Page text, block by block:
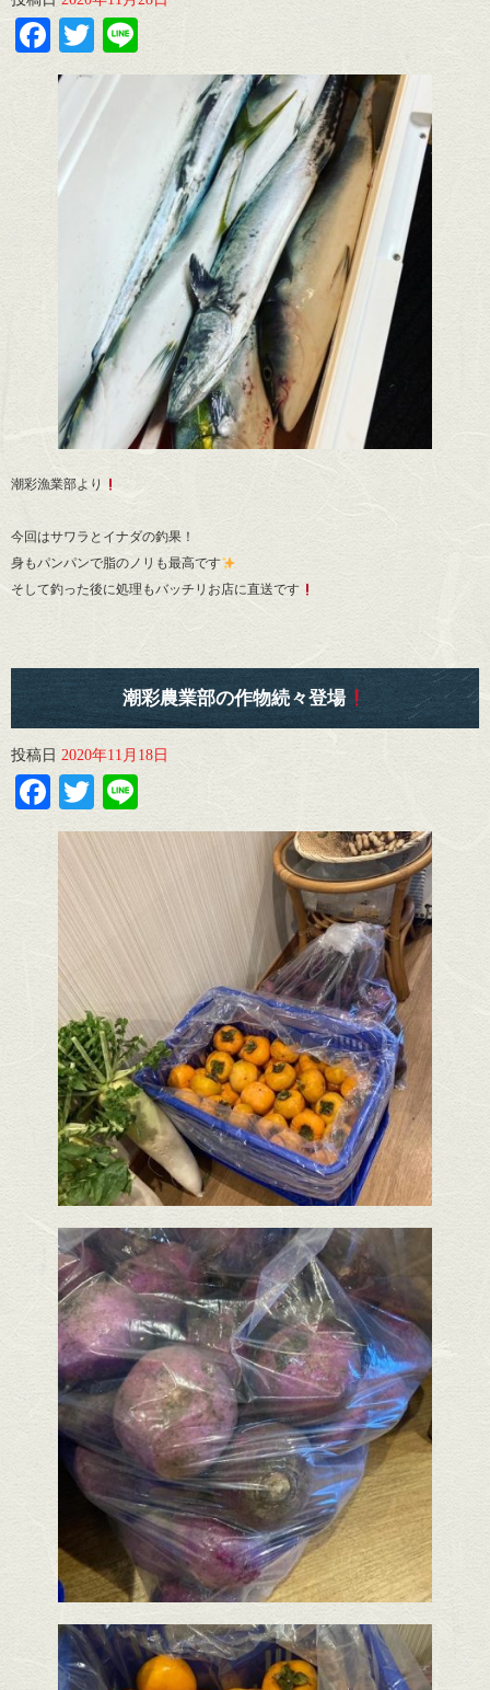
Facebook
Twitter
潮彩漁業部より
今回はサワラとイナダの釣果！
身もパンパンで脂のノリも最高です
そして釣った後に処理もバッチリお店に直送です
潮彩農業部の作物続々登場
投稿日 2020年11月18日
Facebook
Twitter